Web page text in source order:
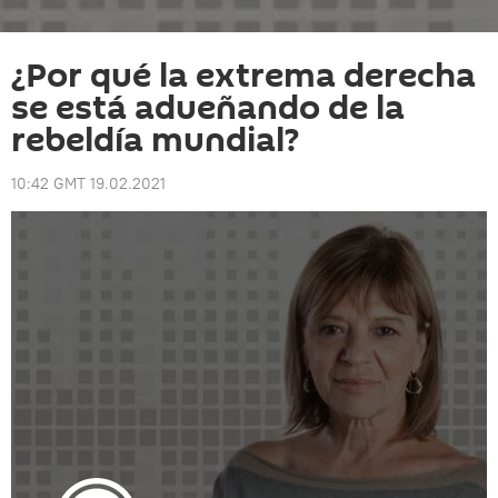
¿Por qué la extrema derecha
se está adueñando de la
rebeldía mundial?
10:42 GMT 19.02.2021